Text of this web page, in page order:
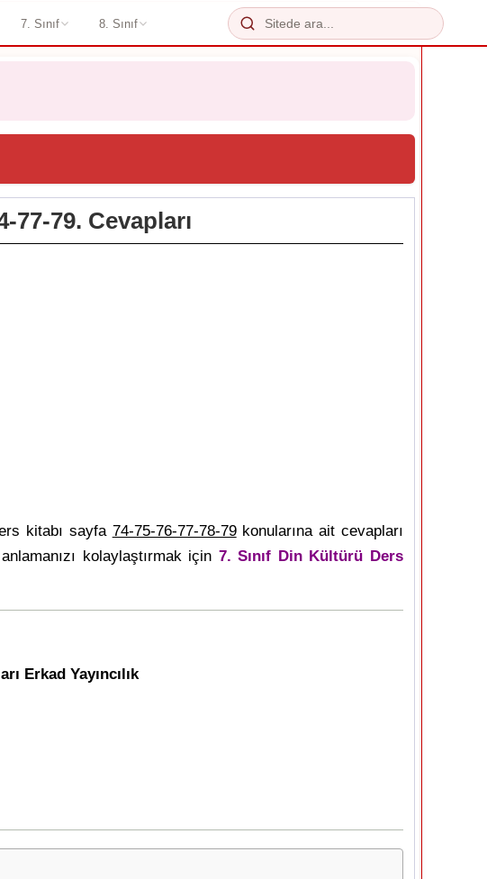
7. Sınıf 8. Sınıf
77-79. Cevapları
kitabı sayfa 74-75-76-77-78-79konularına ait cevapları
kolaylaştırmak için 7. Sınıf Din Kültürü Ders
Erkad Yayıncılık